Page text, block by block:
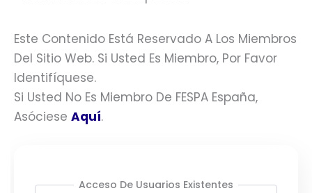
Este Contenido Está Reservado A Los Miembros
Del Sitio Web. Si Usted Es Miembro, Por Favor
Identifíquese.
Si Usted No Es Miembro De FESPA España,
Asóciese Aquí.
Acceso De Usuarios Existentes